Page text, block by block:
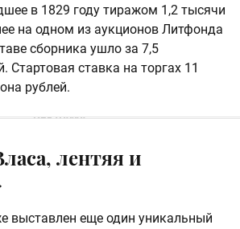
в 1829 году тиражом 1,2 тысячи
на одном из аукционов Литфонда
сборника ушло за 7,5
Стартовая ставка на торгах 11
рублей.
лентяя и
выставлен еще один уникальный